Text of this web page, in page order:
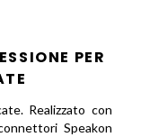
PER
Realizzato con
Speakon